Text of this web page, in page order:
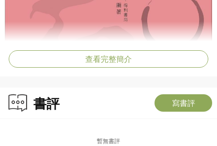
查看完整簡介
書評 寫書評
暫無書評